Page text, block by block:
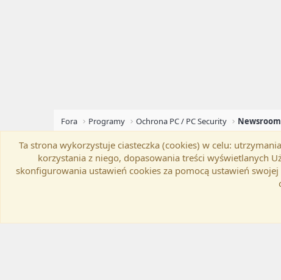
Fora Programy Ochrona PC / PC Security
Flat Awesome + (Parent DO NOT EDIT) Zmień
Ta strona wykorzystuje ciasteczka (cookies) w celu:
korzystania z niego, dopasowania treści wyświetlanych
skonfigurowania ustawień cookies za pomocą ustawień